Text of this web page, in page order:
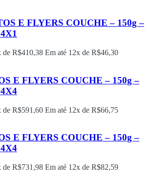
E FLYERS COUCHE – 150g –
de R$410,38 Em até 12x de R$46,30
E FLYERS COUCHE – 150g –
de R$591,60 Em até 12x de R$66,75
E FLYERS COUCHE – 150g –
de R$731,98 Em até 12x de R$82,59